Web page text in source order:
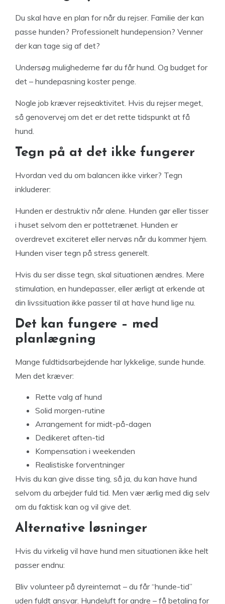
Du skal have en plan for når du rejser. Familie der kan
passe hunden? Professionelt hundepension? Venner
der kan tage sig af det?
Undersøg mulighederne før du får hund. Og budget for
det – hundepasning koster penge.
Nogle job kræver rejseaktivitet. Hvis du rejser meget,
så genovervej om det er det rette tidspunkt at få
hund.
Tegn på at det ikke fungerer
Hvordan ved du om balancen ikke virker? Tegn
inkluderer:
Hunden er destruktiv når alene. Hunden gør eller tisser
i huset selvom den er pottetrænet. Hunden er
overdrevet exciteret eller nervøs når du kommer hjem.
Hunden viser tegn på stress generelt.
Hvis du ser disse tegn, skal situationen ændres. Mere
stimulation, en hundepasser, eller ærligt at erkende at
din livssituation ikke passer til at have hund lige nu.
Det kan fungere – med
planlægning
Mange fuldtidsarbejdende har lykkelige, sunde hunde.
Men det kræver:
Rette valg af hund
Solid morgen-rutine
Arrangement for midt-på-dagen
Dedikeret aften-tid
Kompensation i weekenden
Realistiske forventninger
Hvis du kan give disse ting, så ja, du kan have hund
selvom du arbejder fuld tid. Men vær ærlig med dig selv
om du faktisk kan og vil give det.
Alternative løsninger
Hvis du virkelig vil have hund men situationen ikke helt
passer endnu:
Bliv volunteer på dyreinternat – du får “hunde-tid”
uden fuldt ansvar. Hundeluft for andre – få betaling for